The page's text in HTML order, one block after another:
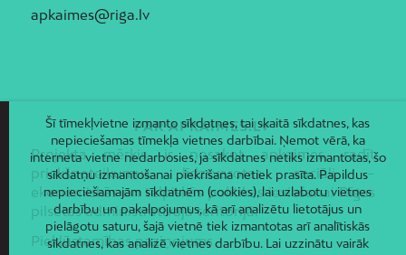
apkaimes@riga.lv
PAR APKAIMES.LV
Projekta mērķis ir nosakot apkaimes, radīt
priekšnoteikumus līdzsvarotas sociāli –
ekonomiskās un telpiskās politikas ieviešanai Rīgas
pilsētas administratīvajā teritorijā.
Piekļūstamības paziņojums
Šī tīmekļvietne izmanto sīkdatnes, tai skaitā sīkdatnes, kas
nepieciešamas tīmekļa vietnes darbībai. Ņemot vērā, ka
interneta vietne nedarbosies, ja sīkdatnes netiks izmantotas, šo
sīkdatņu izmantošanai piekrišana netiek prasīta. Papildus
nepieciešamajām sīkdatnēm (cookies), lai uzlabotu vietnes
darbību un pakalpojumus, kā arī analizētu lietotājus un
pielāgotu saturu, šajā vietnē tiek izmantotas arī analītiskās
sīkdatnes, kas analizē vietnes darbību. Lai uzzinātu vairāk